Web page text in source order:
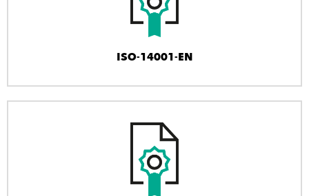
ISO-14001-EN